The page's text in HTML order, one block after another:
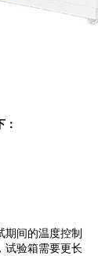
间的温度控制
试验箱需要更长